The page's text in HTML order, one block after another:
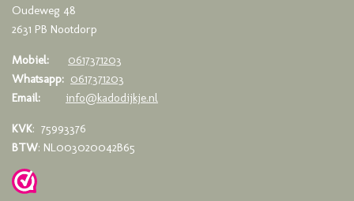
Oudeweg 48
2631 PB Nootdorp
Mobiel:
0617371203
Whatsapp: 0617371203
Email:
info@kadodijkje.nl
KVK: 75993376
BTW: NL003020042B65